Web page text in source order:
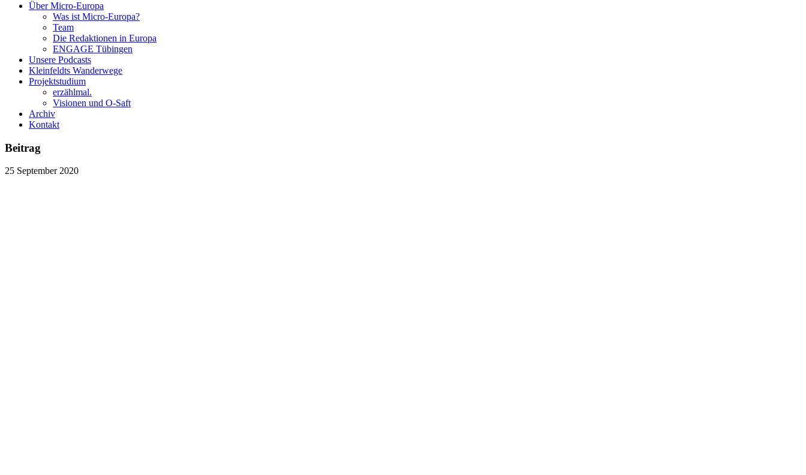
Über Micro-Europa
Was ist Micro-Europa?
Team
Die Redaktionen in Europa
ENGAGE Tübingen
Unsere Podcasts
Kleinfeldts Wanderwege
Projektstudium
erzählmal.
Visionen und O-Saft
Archiv
Kontakt
Beitrag
25 September 2020